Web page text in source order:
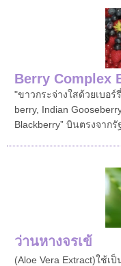
Berry Complex
"ขาวกระจ่างใสด้วยเบอ
berry, Indian
Blackberry” บินตรงจาก
ว่านหางจรเข้
(Aloe Vera Extract)ใช้เ